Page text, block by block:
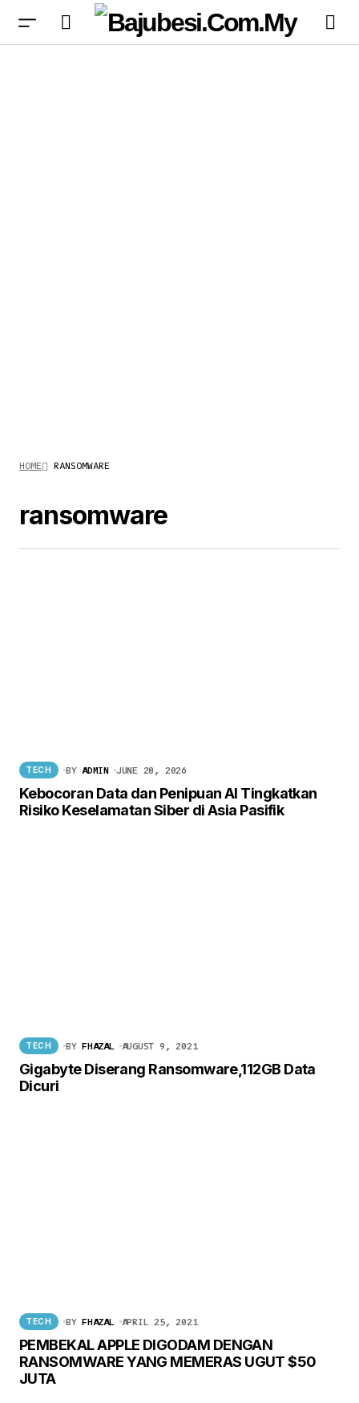
HOME RANSOMWARE
ransomware
TECH BY ADMIN JUNE 28, 2026
Kebocoran Data dan Penipuan AI Tingkatkan
Risiko Keselamatan Siber di Asia Pasifik
TECH BY FHAZAL AUGUST 9, 2021
Gigabyte Diserang Ransomware,112GB Data
Dicuri
TECH BY FHAZAL APRIL 25, 2021
PEMBEKAL APPLE DIGODAM DENGAN
RANSOMWARE YANG MEMERAS UGUT $50
JUTA